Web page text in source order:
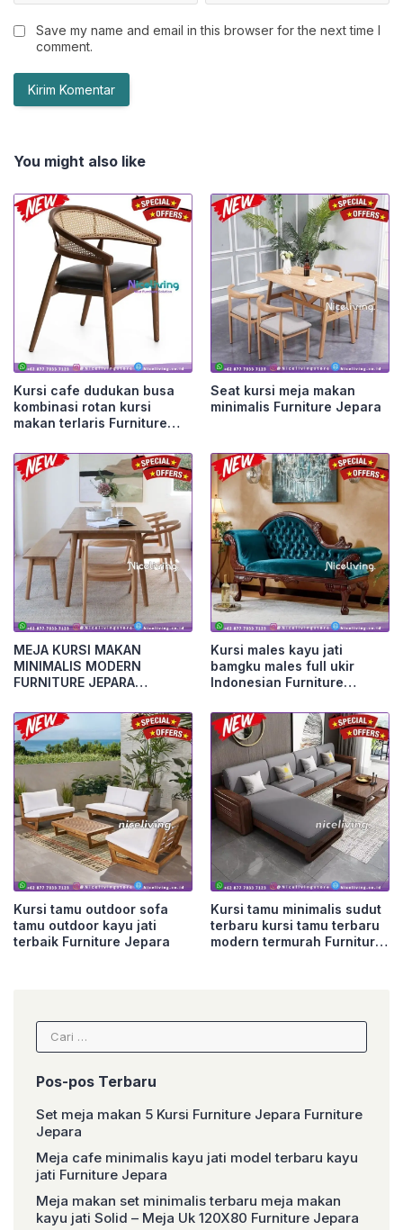
Save my name and email in this browser for the next time I
comment.
You might also like
Kursi cafe dudukan busa
kombinasi rotan kursi
makan terlaris Furniture
Seat kursi meja makan
minimalis Furniture Jepara
MEJA KURSI MAKAN
MINIMALIS MODERN
FURNITURE JEPARA
Kursi males kayu jati
bamgku males full ukir
Indonesian Furniture
Kursi tamu outdoor sofa
tamu outdoor kayu jati
terbaik Furniture Jepara
Kursi tamu minimalis sudut
terbaru kursi tamu terbaru
modern termurah Furniture
Cari
untuk:
Pos-pos Terbaru
Set meja makan 5 Kursi Furniture Jepara Furniture
Jepara
Meja cafe minimalis kayu jati model terbaru kayu
jati Furniture Jepara
Meja makan set minimalis terbaru meja makan
kayu jati Solid – Meja Uk 120X80 Furniture Jepara